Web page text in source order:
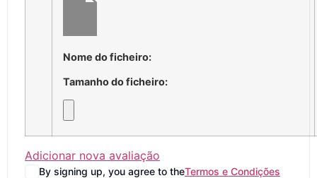
Nome do ficheiro:
Tamanho do ficheiro:
Adicionar nova avaliação
By signing up, you agree to theTermos e Condições